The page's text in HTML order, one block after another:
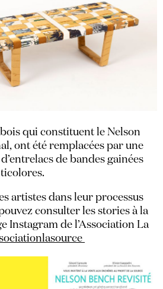
qui constituent le Nelson
ont été remplacées par une
’entrelacs de bandes gainées
.
artistes dans leur processus
consulter les stories à la
Instagram de l’Association La